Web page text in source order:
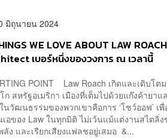
มิถุนายน 2024
WE LOVE ABOUT LAW
เบอร์หนึ่งของวงการ ณ เวลานี้
POINT Law Roach เกิดและเติบโต
ก สหรัฐอเมริกา เมืองที่เต็มไปด้วยแก๊งค้าย
นวัฒนธรรมของพวกเขาคือการ ‘โชว์ออฟ’ เ
เอของ Law ในทุกมิติ ไม่เว้นแม้แต่งานสไตลิ่
ลัง และเรียกเสียงแฟลชอยู่เสมอ &...